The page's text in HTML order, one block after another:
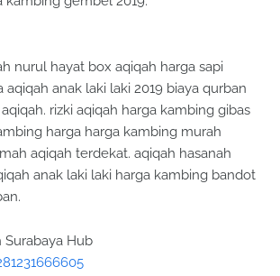
nurul hayat box aqiqah harga sapi
aqiqah anak laki laki 2019 biaya qurban
rizki aqiqah harga kambing gibas
harga harga kambing murah
aqiqah terdekat. aqiqah hasanah
anak laki laki harga kambing bandot
Surabaya Hub